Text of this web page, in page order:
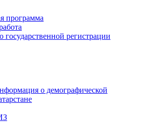
программа
государственной регистрации
о демографической